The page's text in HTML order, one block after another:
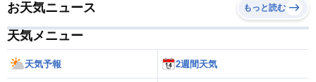
お天気ニュース もっと読む
天気メニュー
天気予報 2週間天気